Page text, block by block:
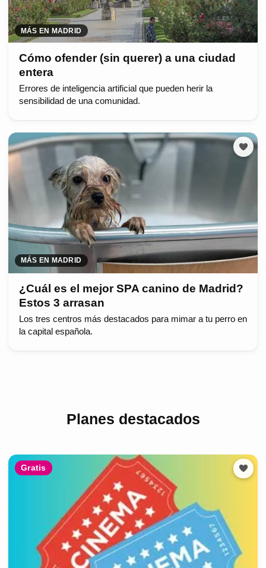
MÁS EN MADRID
Cómo ofender (sin querer) a una ciudad
entera
Errores de inteligencia artificial que pueden herir la
sensibilidad de una comunidad.
MÁS EN MADRID
¿Cuál es el mejor SPA canino de Madrid?
Estos 3 arrasan
Los tres centros más destacados para mimar a tu perro en
la capital española.
Planes destacados
Gratis